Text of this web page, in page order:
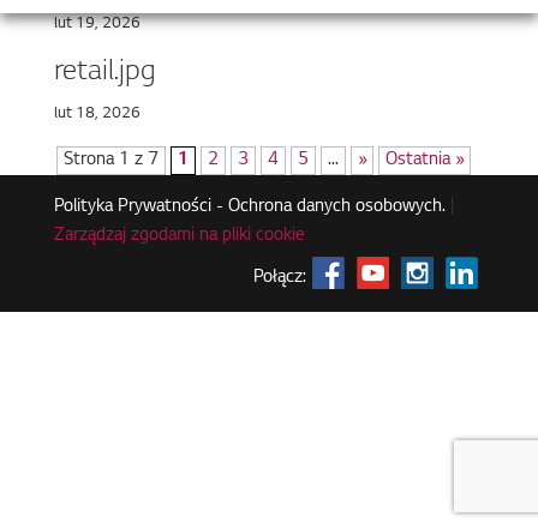
lut 19, 2026
retail.jpg
lut 18, 2026
Strona 1 z 7 1 2 3 4 5 ... » Ostatnia »
Polityka Prywatności - Ochrona danych osobowych.|
Zarządzaj zgodami na pliki cookie
Połącz: